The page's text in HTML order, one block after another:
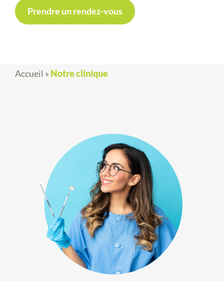
Prendre un rendez-vous
Accueil » Notre clinique